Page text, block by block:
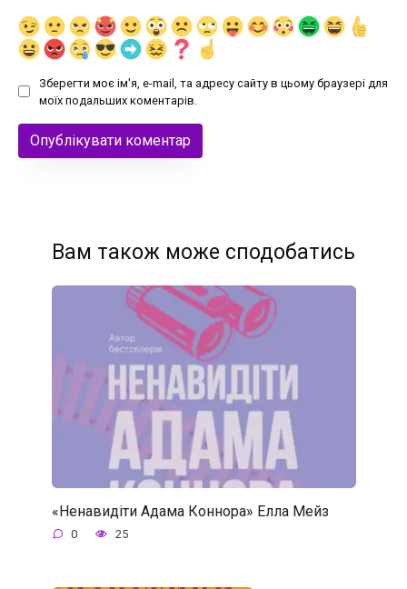
Зберегти моє ім'я, e-mail, та адресу сайту в цьому браузері для
моїх подальших коментарів.
Вам також може сподобатись
«Ненавидіти Адама Коннора» Елла Мейз
0 25